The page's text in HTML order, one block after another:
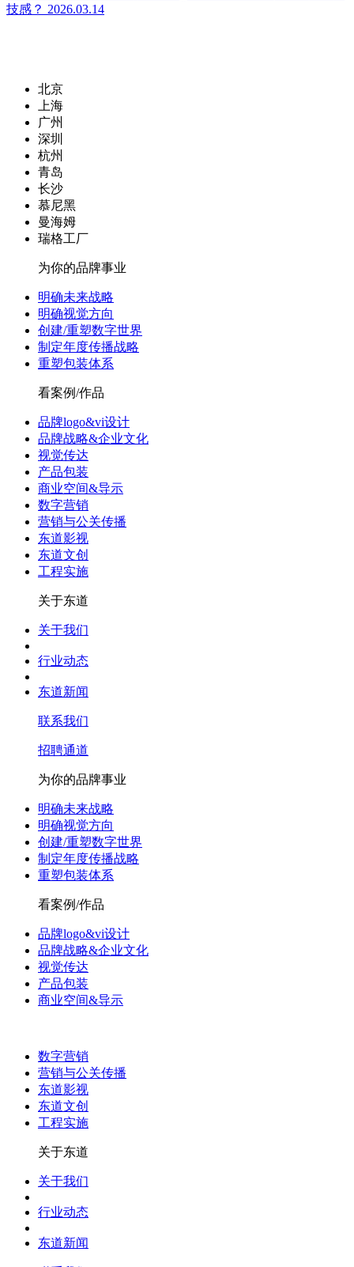
技感？ 2026.03.14
北京
上海
广州
深圳
杭州
青岛
长沙
慕尼黑
曼海姆
瑞格工厂
为你的品牌事业
明确未来战略
明确视觉方向
创建/重塑数字世界
制定年度传播战略
重塑包装体系
看案例/作品
品牌logo&vi设计
品牌战略&企业文化
视觉传达
产品包装
商业空间&导示
数字营销
营销与公关传播
东道影视
东道文创
工程实施
关于东道
关于我们
行业动态
东道新闻
联系我们
招聘通道
为你的品牌事业
明确未来战略
明确视觉方向
创建/重塑数字世界
制定年度传播战略
重塑包装体系
看案例/作品
品牌logo&vi设计
品牌战略&企业文化
视觉传达
产品包装
商业空间&导示
数字营销
营销与公关传播
东道影视
东道文创
工程实施
关于东道
关于我们
行业动态
东道新闻